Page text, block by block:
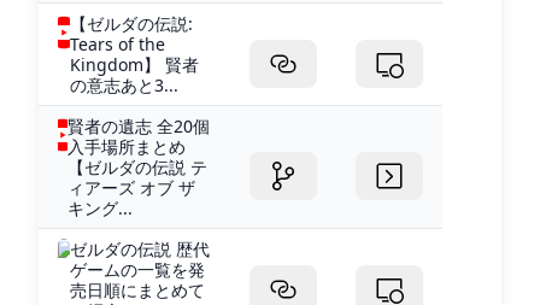
【ゼルダの伝説:
Tears of the
Kingdom】 賢者
の意志あと3...
賢者の遺志 全20個
入手場所まとめ
【ゼルダの伝説 テ
ィアーズ オブ ザ
キング...
ゼルダの伝説 歴代
ゲームの一覧を発
売日順にまとめて